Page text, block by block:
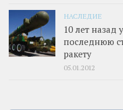
НАСЛЕДИЕ
10 лет назад
последнюю
ракету
05.01.2012